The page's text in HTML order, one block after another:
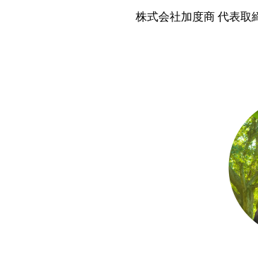
株式会社加度商 代表取